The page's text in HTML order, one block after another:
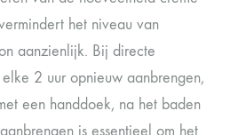
het niveau van
aanzienlijk. Bij directe
2 uur opnieuw aanbrengen,
een handdoek, na het baden
is essentieel om het